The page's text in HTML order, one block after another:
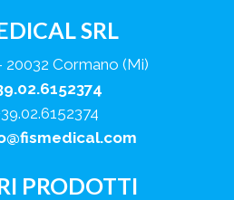
SRL
20032 Cormano (Mi)
PRODOTTI